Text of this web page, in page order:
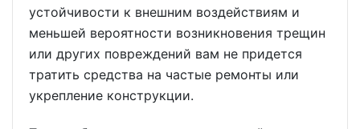
устойчивости к внешним воздействиям и
меньшей вероятности возникновения трещин
или других повреждений вам не придется
тратить средства на частые ремонты или
укрепление конструкции.